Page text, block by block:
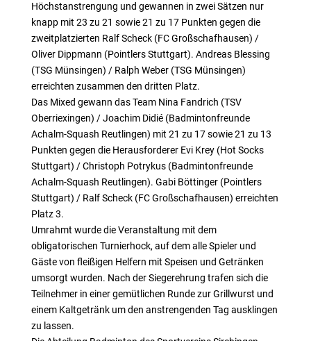
Höchstanstrengung und gewannen in zwei Sätzen nur
knapp mit 23 zu 21 sowie 21 zu 17 Punkten gegen die
zweitplatzierten Ralf Scheck (FC Großschafhausen) /
Oliver Dippmann (Pointlers Stuttgart). Andreas Blessing
(TSG Münsingen) / Ralph Weber (TSG Münsingen)
erreichten zusammen den dritten Platz.
Das Mixed gewann das Team Nina Fandrich (TSV
Oberriexingen) / Joachim Didié (Badmintonfreunde
Achalm-Squash Reutlingen) mit 21 zu 17 sowie 21 zu 13
Punkten gegen die Herausforderer Evi Krey (Hot Socks
Stuttgart) / Christoph Potrykus (Badmintonfreunde
Achalm-Squash Reutlingen). Gabi Böttinger (Pointlers
Stuttgart) / Ralf Scheck (FC Großschafhausen) erreichten
Platz 3.
Umrahmt wurde die Veranstaltung mit dem
obligatorischen Turnierhock, auf dem alle Spieler und
Gäste von fleißigen Helfern mit Speisen und Getränken
umsorgt wurden. Nach der Siegerehrung trafen sich die
Teilnehmer in einer gemütlichen Runde zur Grillwurst und
einem Kaltgetränk um den anstrengenden Tag ausklingen
zu lassen.